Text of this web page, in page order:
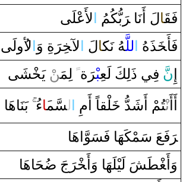
فَ‍قَ‍‍الَ ‌أَنَا‌ ‌‍رَبُّكُمُ لأَعْلَى
فَأَ‍خَ‍‍ذَهُ للَّ‍‍هُ نَك‍‍َ‍الَ لآ‍‍خِ‍رَ ةِ ‌وَ لأ‌ولَى
نّ َ فِي ‌ذَلِكَ لَعِ‍‍بْ‍رَ ةً ‌ لِمَ‍‌‍ن ْ يَ‍‍خْ‍‍شَى
نْ‍‍تُمْ ‌أَشَدُّ‌ خَ‍‍لْ‍‍ق‍‍اً‌ ‌أَمِ ل‍‍سَّم‍‍َ‍ا‌ءُ‌ بَنَاهَا
رَفَعَ سَمْكَهَا‌ فَسَوَّ‌اهَا
وَ‌أَ‍ ‍غْ‍‍طَ‍‍شَ لَيْلَهَا‌ ‌وَ‌أَ‍ خْ‍رَ جَ ضُ‍‍حَاهَا